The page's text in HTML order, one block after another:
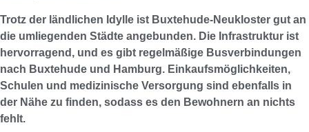
Trotz der ländlichen Idylle ist Buxtehude-Neukloster gut an
die umliegenden Städte angebunden. Die Infrastruktur ist
hervorragend, und es gibt regelmäßige Busverbindungen
nach Buxtehude und Hamburg. Einkaufsmöglichkeiten,
Schulen und medizinische Versorgung sind ebenfalls in
der Nähe zu finden, sodass es den Bewohnern an nichts
fehlt.